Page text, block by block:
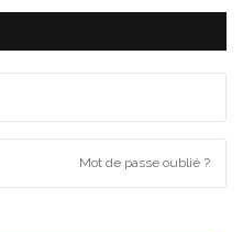
Mot de passe oublié ?